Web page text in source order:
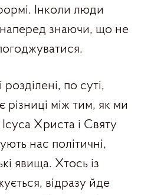
Інколи люди
наперед знаючи, що не
по суті,
різниці між тим, як ми
Христа і Святу
нас політичні,
явища. Хтось із
відразу йде